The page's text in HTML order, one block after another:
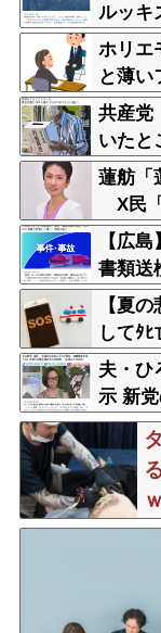
ルッ
更や改
き
ホリエ
と薄い
めか教
共産党
いたと
らせ酷
蓮舫「
X民
のがお
【広
書類送
疑い
【夏
してﾀ
が多い
夫・ひ
示 新
係が保